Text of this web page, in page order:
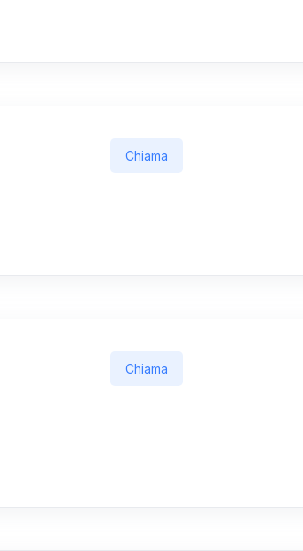
Chiama
Chiama